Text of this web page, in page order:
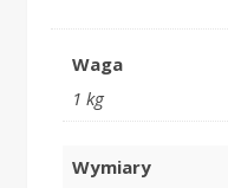
Waga
1 kg
Wymiary